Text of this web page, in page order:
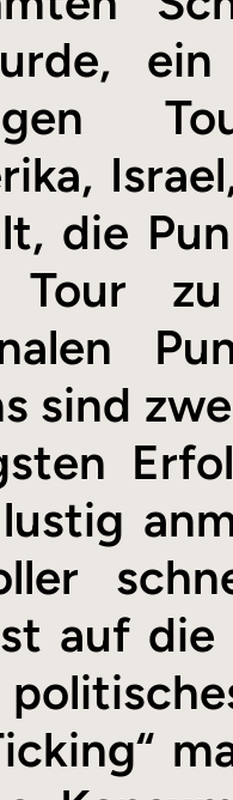
die
Tour
sind
auf die